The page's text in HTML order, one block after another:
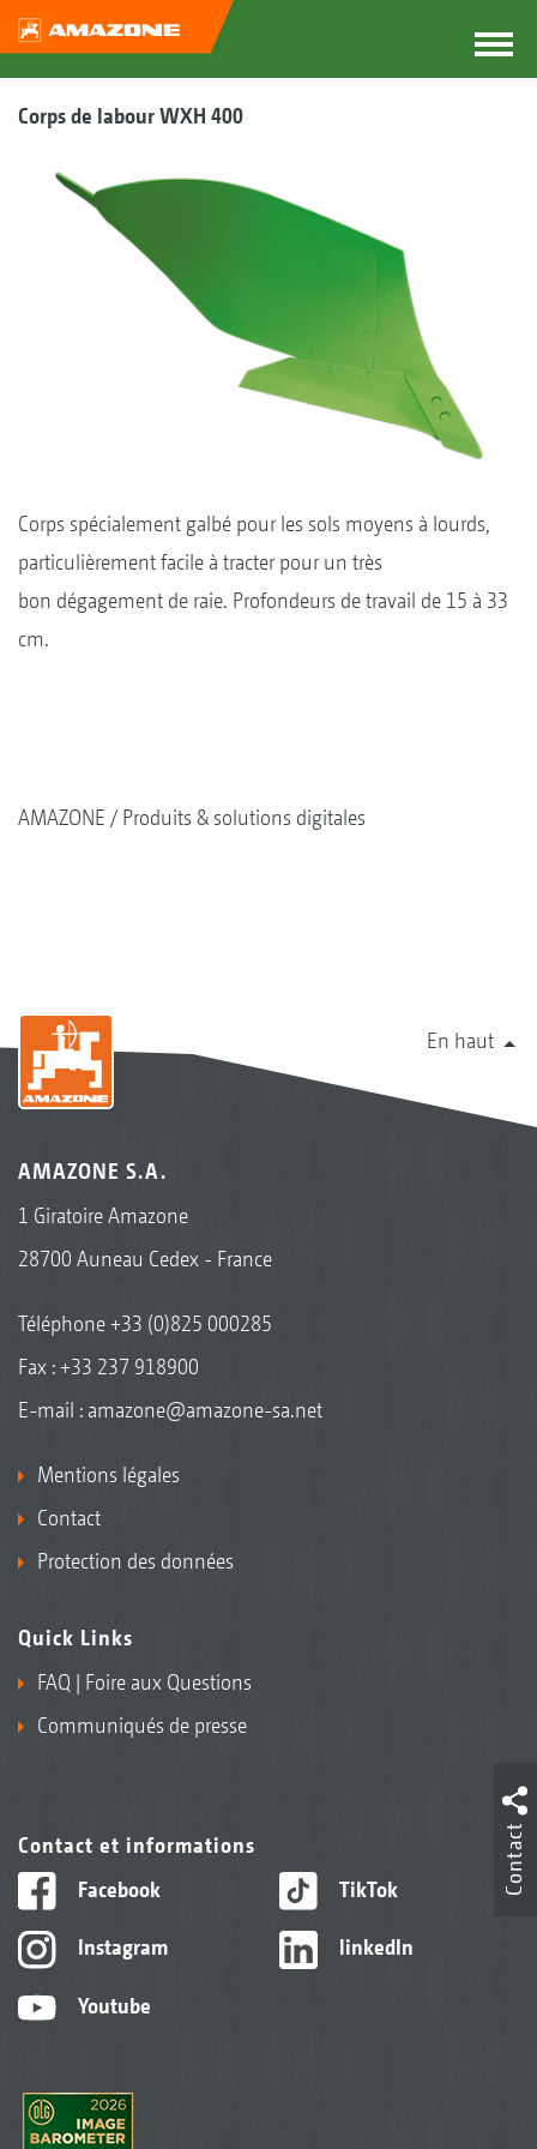
Corps de labour WXH 400
Corps spécialement galbé pour les sols moyens à lourds,
particulièrement facile à tracter pour un très
bon dégagement de raie. Profondeurs de travail de 15 à 33
cm.
AMAZONE Produits & solutions digitales
En haut
AMAZONE S.A.
1 Giratoire Amazone
28700 Auneau Cedex - France
Téléphone+33 (0)825 000285
Fax : +33 237 918900
E-mail : amazone@amazone-sa.net
Mentions légales
Contact
Protection des données
Quick Links
FAQ | Foire aux Questions
Communiqués de presse
Contact et informations
Facebook
Instagram
Youtube
TikTok
linkedIn
Contact